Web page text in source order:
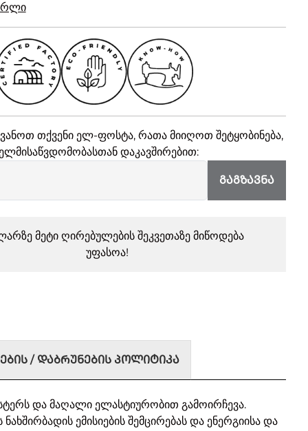
თქვენი ელ-ფოსტა, რათა მიიღოთ შეტყობინება,
დაკავშირებით:
ᲒᲐᲒᲖᲐᲕᲜᲐ
მეტი ღირებულების შეკვეთაზე მიწოდება
უფასოა!
/ ᲓᲐᲑᲠᲣᲜᲔᲑᲘᲡ ᲞᲝᲚᲘᲢᲘᲙᲐ
და მაღალი ელასტიურობით გამოირჩევა.
ემისიების შემცირებას და ენერგიისა და